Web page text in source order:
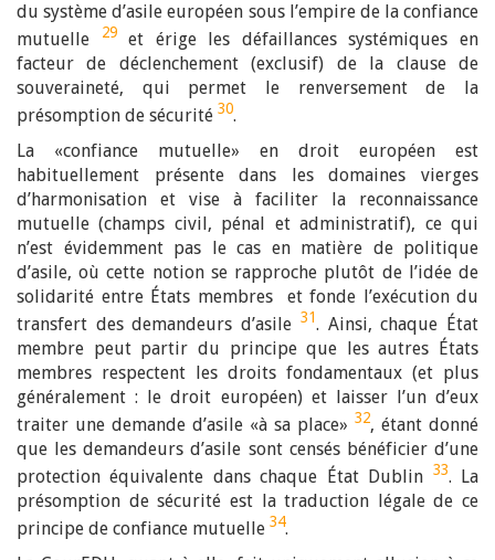
du système d’asile européen sous l’empire de la confiance
mutuelle
29et érige les défaillances systémiques en
facteur de déclenchement (exclusif) de la clause de
souveraineté, qui permet le renversement de la
présomption de sécurité 30.
La «confiance mutuelle» en droit européen est
habituellement présente dans les domaines vierges
d’harmonisation et vise à faciliter la reconnaissance
mutuelle (champs civil, pénal et administratif), ce qui
n’est évidemment pas le cas en matière de politique
d’asile, où cette notion se rapproche plutôt de l’idée de
solidarité entre États membres et fonde l’exécution du
transfert des demandeurs d’asile 31. Ainsi, chaque État
membre peut partir du principe que les autres États
membres respectent les droits fondamentaux (et plus
généralement : le droit européen) et laisser l’un d’eux
traiter une demande d’asile «à sa place» 32, étant donné
que les demandeurs d’asile sont censés bénéficier d’une
protection équivalente dans chaque État Dublin 33. La
présomption de sécurité est la traduction légale de ce
principe de confiance mutuelle 34.